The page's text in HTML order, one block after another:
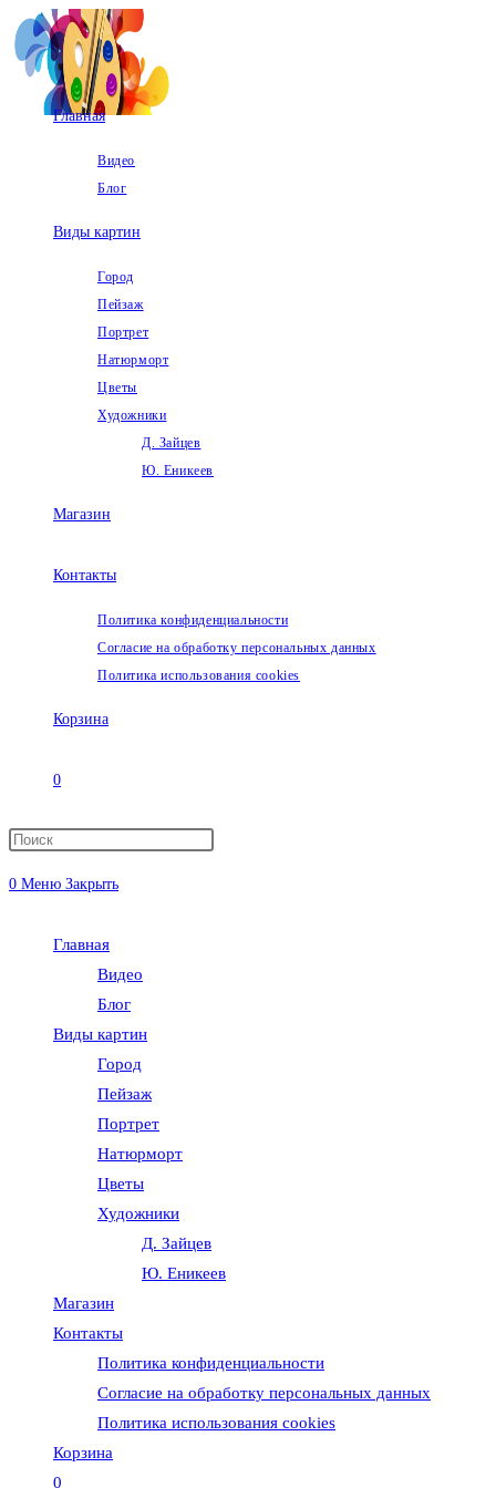
Перейти
к
содержимому
Главная
Видео
Блог
Виды картин
Город
Пейзаж
Портрет
Натюрморт
Цветы
Художники
Д. Зайцев
Ю. Еникеев
Магазин
Контакты
Политика конфиденциальности
Согласие на обработку персональных данных
Политика использования cookies
Корзина
0
Переключить
0 Меню Закрыть
Главная
Видео
Блог
Виды картин
Город
Пейзаж
Портрет
Натюрморт
Цветы
Художники
Д. Зайцев
Ю. Еникеев
Магазин
Контакты
Политика конфиденциальности
Согласие на обработку персональных данных
Политика использования cookies
Корзина
0